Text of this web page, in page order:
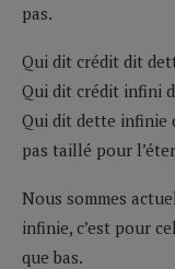
pas.
Qui dit crédit dit
Qui dit crédit infini
Qui dit dette infinie
pas taillé pour
Nous sommes
infinie, c’est pour
que bas.